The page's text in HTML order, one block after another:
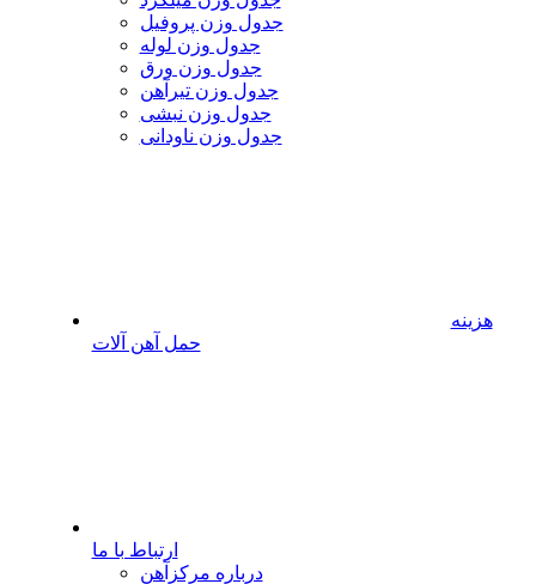
جدول وزن پروفیل
جدول وزن لوله
جدول وزن ورق
جدول وزن تیرآهن
جدول وزن نبشی
جدول وزن ناودانی
هزینه
حمل آهن آلات
ارتباط با ما
درباره مرکزآهن